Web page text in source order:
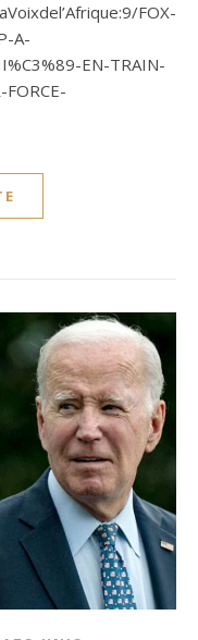
FOX-
A-
EN-TRAIN-